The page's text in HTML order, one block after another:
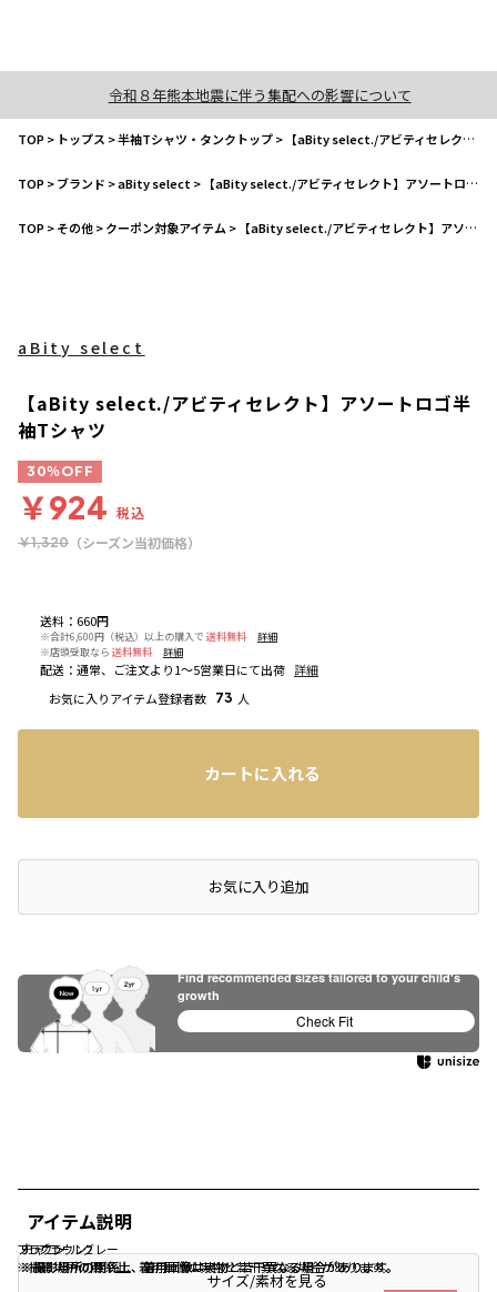
令和８年熊本地震に伴う集配への影響について
TOP> トップス >半袖Tシャツ・タンクトップ> 【aBity select./アビティセレクト】アソートロゴ半袖Tシャツ
TOP>ブランド >aBity select > 【aBity select./アビティセレクト】アソートロゴ半袖Tシャツ
TOP>その他>クーポン対象アイテム > 【aBity select./アビティセレクト】アソートロゴ半袖Tシャツ
ブラウン
※撮影場所の関係上、着用画像は実物と若干異なる場合があります。
チャコールグレー
※撮影場所の関係上、着用画像は実物と若干異なる場合があります。
91:ブラウン2
※撮影場所の関係上、着用画像は実物と若干異なる場合があります。
送料 ： 660円
※合計6,600円（税込）以上の購入で 送料無料
詳細
※店頭受取なら 送料無料 詳細
配送 ： 通常、ご注文より1～5営業日にて出荷 詳細
お気に入りアイテム登録者数 73 人
aBity select
【aBity select./アビティセレクト】アソートロゴ半
袖Tシャツ
30％OFF
￥924 税込
￥1,320 （シーズン当初価格）
カートに入れる
店頭在庫を確認するお気に入り追加
アイテム説明
サイズ/素材を見る
Find recommended sizes tailored to your child's
growth
Check Fit